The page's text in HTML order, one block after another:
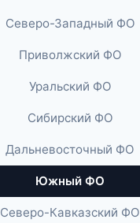
Северо-Западный ФО
Приволжский ФО
Уральский ФО
Сибирский ФО
Дальневосточный ФО
Южный ФО
Северо-Кавказский ФО